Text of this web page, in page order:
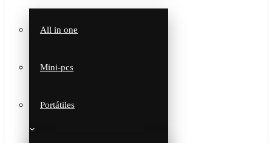
All in one
Mini-pcs
Portátiles